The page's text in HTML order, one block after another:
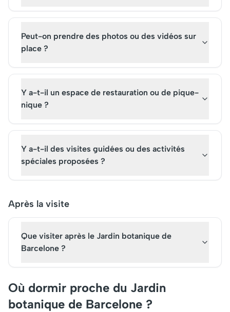
Peut-on prendre des photos ou des vidéos sur
place ?
Y a-t-il un espace de restauration ou de pique-
nique ?
Y a-t-il des visites guidées ou des activités
spéciales proposées ?
Après la visite
Que visiter après le Jardin botanique de
Barcelone ?
Où dormir proche du Jardin
botanique de Barcelone ?